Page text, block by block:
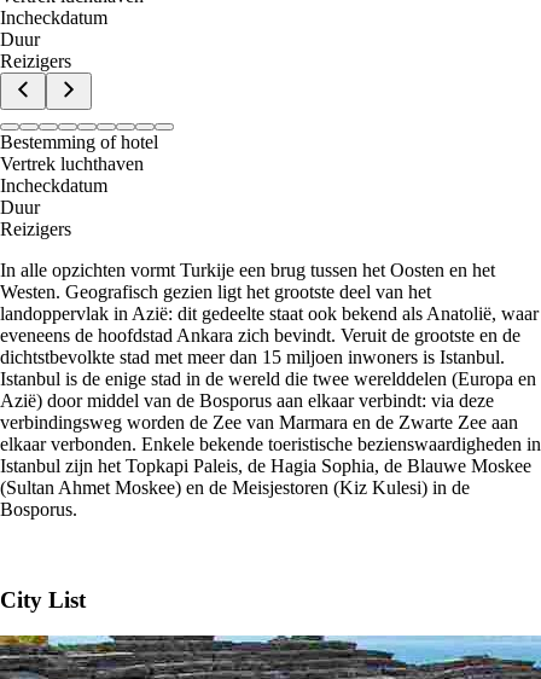
Incheckdatum
Duur
Reizigers
Bestemming of hotel
Vertrek luchthaven
Incheckdatum
Duur
Reizigers
In alle opzichten vormt Turkije een brug tussen het Oosten en het
Westen. Geografisch gezien ligt het grootste deel van het
landoppervlak in Azië: dit gedeelte staat ook bekend als Anatolië, waar
eveneens de hoofdstad Ankara zich bevindt. Veruit de grootste en de
dichtstbevolkte stad met meer dan 15 miljoen inwoners is Istanbul.
Istanbul is de enige stad in de wereld die twee werelddelen (Europa en
Azië) door middel van de Bosporus aan elkaar verbindt: via deze
verbindingsweg worden de Zee van Marmara en de Zwarte Zee aan
elkaar verbonden. Enkele bekende toeristische bezienswaardigheden in
Istanbul zijn het Topkapi Paleis, de Hagia Sophia, de Blauwe Moskee
(Sultan Ahmet Moskee) en de Meisjestoren (Kiz Kulesi) in de
Bosporus.
City List